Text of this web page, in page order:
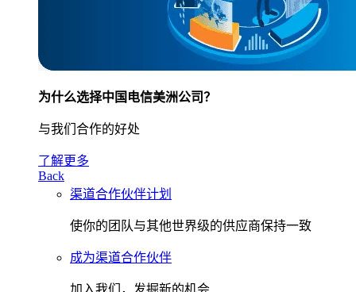
为什么选择中国电信美洲公司？
与我们合作的好处
了解更多
Back
渠道合作伙伴计划
使你的团队与其他世界级的供应商保持一致
成为渠道合作伙伴
加入我们，发掘新的机会